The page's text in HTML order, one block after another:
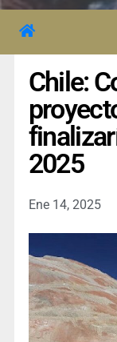
Chile:
2025
Ene 14, 2025